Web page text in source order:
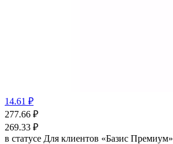
14.61 ₽
277.66 ₽
269.33 ₽
в статусе Для клиентов «Базис Премиум»